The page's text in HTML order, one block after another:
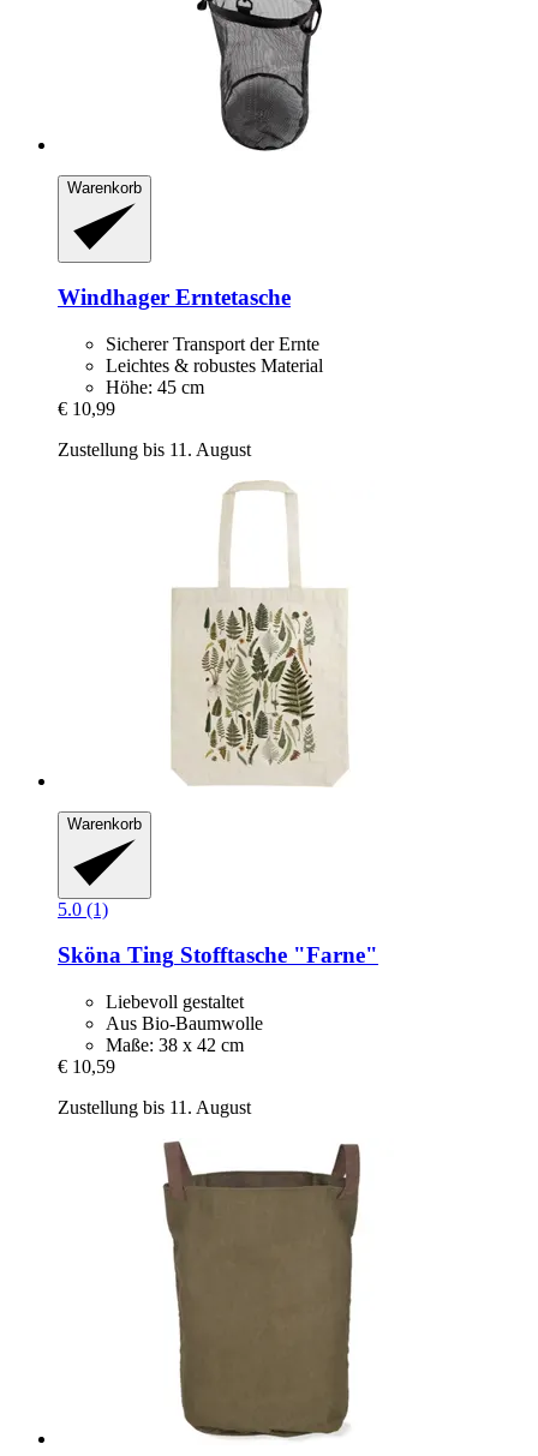
Warenkorb
Windhager Erntetasche
Sicherer Transport der Ernte
Leichtes & robustes Material
Höhe: 45 cm
€ 10,99
Zustellung bis 11. August
Warenkorb
5.0 (1)
Sköna Ting Stofftasche "Farne"
Liebevoll gestaltet
Aus Bio-Baumwolle
Maße: 38 x 42 cm
€ 10,59
Zustellung bis 11. August